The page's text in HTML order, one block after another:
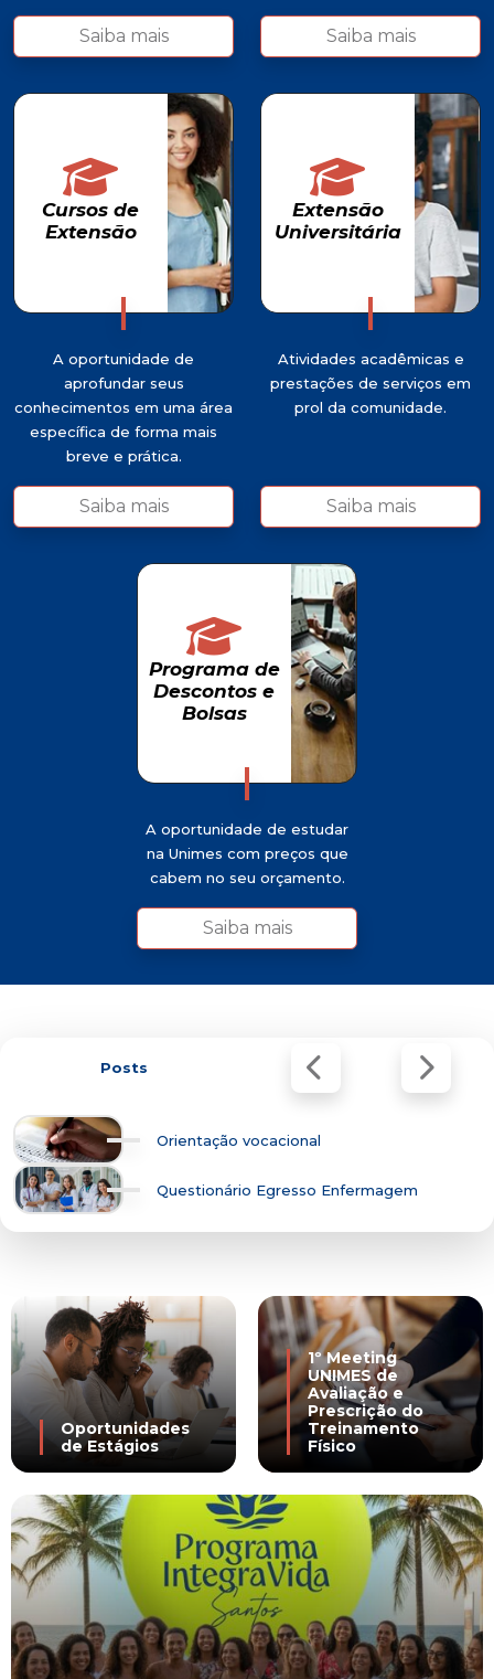
Saiba mais Saiba mais
Cursos de
Extensão
Cursos de
Extensão
A oportunidade de
aprofundar seus
conhecimentos em uma área
específica de forma mais
breve e prática.
Saiba mais
Extensão
Universitária
Extensão
Universitária
Atividades acadêmicas e
prestações de serviços em
prol da comunidade.
Saiba mais
Programa de
Descontos e
Bolsas
Programa
de
Descontos e
A oportunidade de estudar
na Unimes com preços que
cabem no seu orçamento.
Saiba mais
Posts
Orientação vocacional
Questionário Egresso Enfermagem
Oportunidades
de Estágios
1º Meeting
UNIMES de
Avaliação e
Prescrição do
Treinamento
Físico